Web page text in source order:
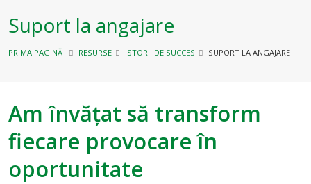
Suport la angajare
PRIMA PAGINĂ RESURSE ISTORII DE SUCCES SUPORT LA ANGAJARE
Am învățat să transform
fiecare provocare în
oportunitate